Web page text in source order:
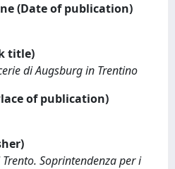
(Date of publication)
title)
di Augsburg in Trentino
of publication)
Soprintendenza per i